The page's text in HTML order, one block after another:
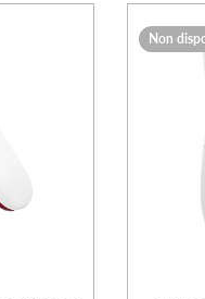
Non